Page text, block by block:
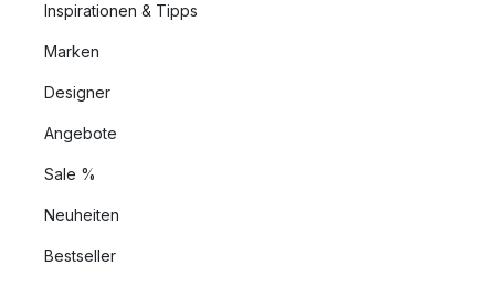
Inspirationen & Tipps
Marken
Designer
Angebote
Sale %
Neuheiten
Bestseller